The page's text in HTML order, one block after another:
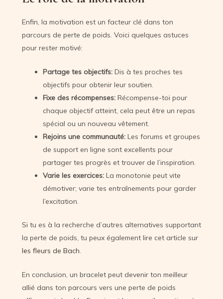
Enfin, la motivation est un facteur clé dans ton
parcours de perte de poids. Voici quelques astuces
pour rester motivé:
Partage tes objectifs: Dis à tes proches tes
objectifs pour obtenir leur soutien.
Fixe des récompenses: Récompense-toi pour
chaque objectif atteint, cela peut être un repas
spécial ou un nouveau vêtement.
Rejoins une communauté: Les forums et groupes
de support en ligne sont excellents pour
partager tes progrès et trouver de l’inspiration.
Varie les exercices: La monotonie peut vite
démotiver; varie tes entraînements pour garder
l’excitation.
Si tu es à la recherche d’autres alternatives supportant
la perte de poids, tu peux également lire cet article sur
les fleurs de Bach.
En conclusion, un bracelet peut devenir ton meilleur
allié dans ton parcours vers une perte de poids